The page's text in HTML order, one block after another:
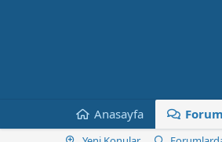
Anasayfa Forum